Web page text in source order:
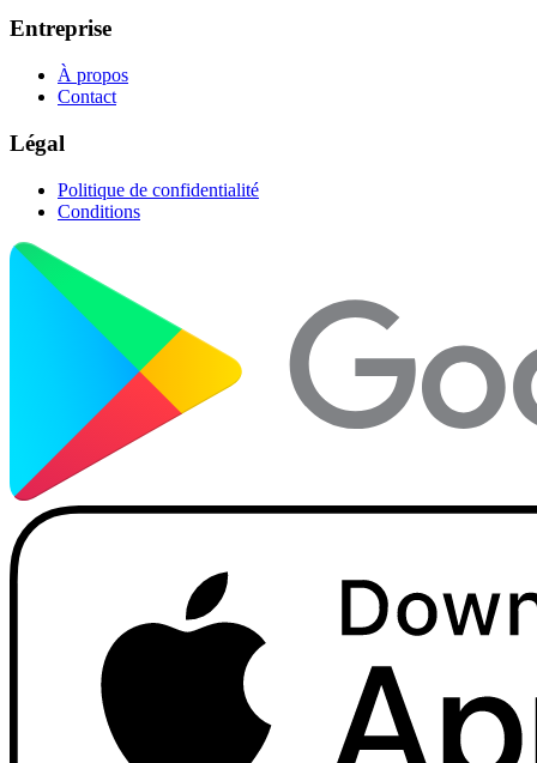
Entreprise
À propos
Contact
Légal
Politique de confidentialité
Conditions